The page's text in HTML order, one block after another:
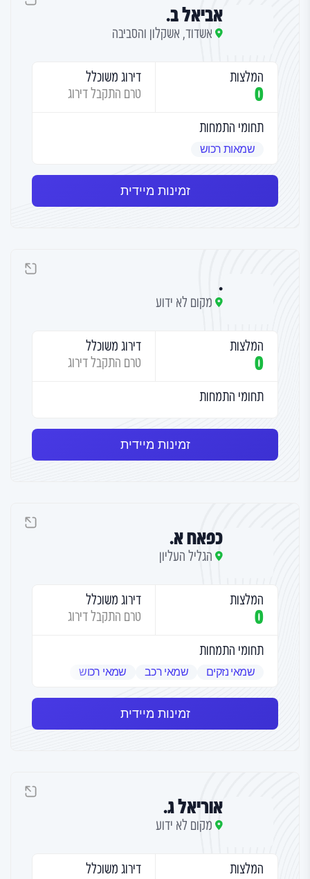
אביאל ב.
אשדוד, אשקלון והסביבה
המלצות
0
דירוג משוכלל
טרם התקבל דירוג
תחומי התמחות
שמאות רכוש
זמינות מיידית
.
מקום לא ידוע
המלצות
0
דירוג משוכלל
טרם התקבל דירוג
תחומי התמחות
זמינות מיידית
כפאח א.
הגליל העליון
המלצות
0
דירוג משוכלל
טרם התקבל דירוג
תחומי התמחות
שמאי נזקים שמאי רכב שמאי רכוש
זמינות מיידית
אוריאל ג.
מקום לא ידוע
המלצות
דירוג משוכלל